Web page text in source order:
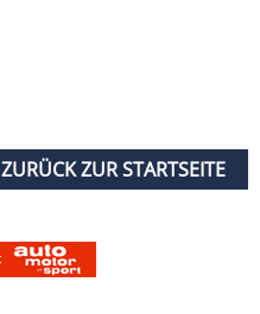
ZURÜCK ZUR STARTSEITE